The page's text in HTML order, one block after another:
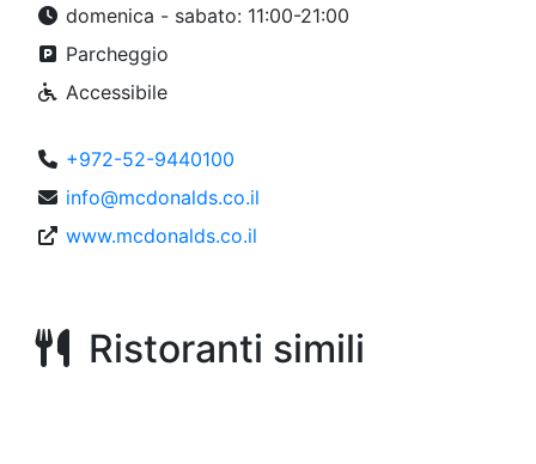
domenica - sabato: 11:00-21:00
Parcheggio
Accessibile
+972-52-9440100
info@mcdonalds.co.il
www.mcdonalds.co.il
Ristoranti simili